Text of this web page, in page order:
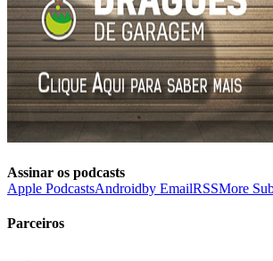
Assinar os podcasts
Apple PodcastsAndroidby EmailRSSMore
Parceiros